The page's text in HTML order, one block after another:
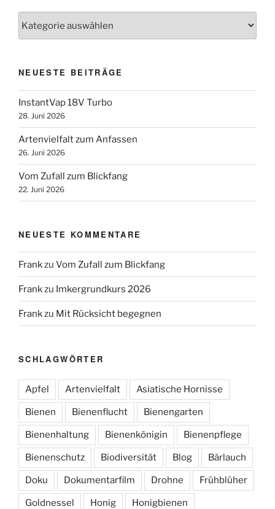
NEUESTE BEITRÄGE
InstantVap 18V Turbo
28. Juni 2026
Artenvielfalt zum Anfassen
26. Juni 2026
Vom Zufall zum Blickfang
22. Juni 2026
NEUESTE KOMMENTARE
Frankzu Vom Zufall zum Blickfang
Frankzu Imkergrundkurs 2026
Frankzu Mit Rücksicht begegnen
SCHLAGWÖRTER
Apfel Artenvielfalt Asiatische Hornisse
Bienen Bienenflucht Bienengarten
Bienenhaltung Bienenkönigin Bienenpflege
Bienenschutz Biodiversität Blog Bärlauch
Doku Dokumentarfilm Drohne Frühblüher
Goldnessel Honig Honigbienen